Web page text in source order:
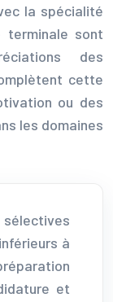
la spécialité
sont
des
cette
ou des
les domaines
à
et